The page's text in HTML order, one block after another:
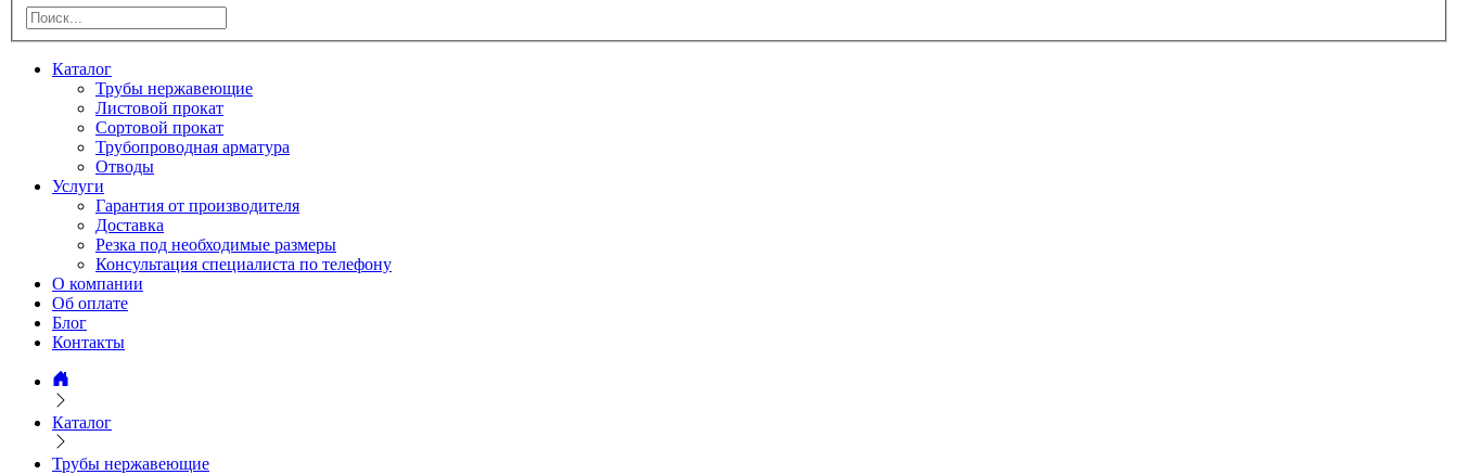
Каталог
Трубы нержавеющие
Листовой прокат
Сортовой прокат
Трубопроводная арматура
Отводы
Услуги
Гарантия от производителя
Доставка
Резка под необходимые размеры
Консультация специалиста по телефону
О компании
Об оплате
Блог
Контакты
Каталог
Трубы нержавеющие